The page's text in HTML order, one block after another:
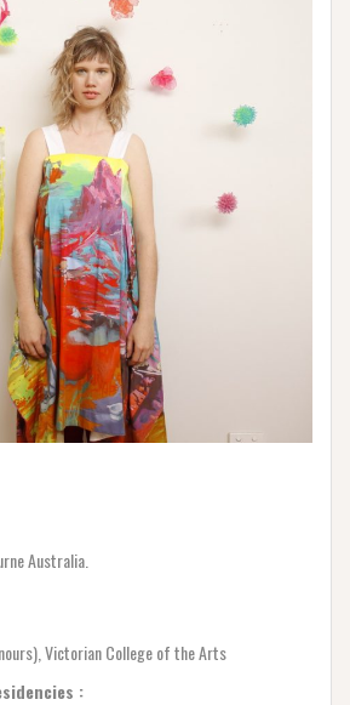
Australia.
Victorian College of the Arts
: